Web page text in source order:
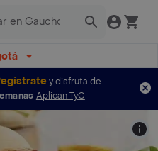
y disfruta de
Aplican TyC